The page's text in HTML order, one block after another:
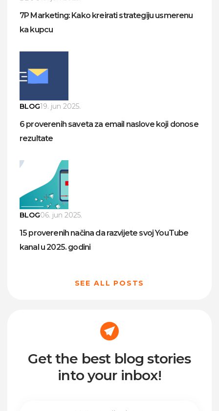
7P Marketing: Kako kreirati strategiju usmerenu
ka kupcu
BLOG19. jun 2025.
6 proverenih saveta za email naslove koji donose
rezultate
BLOG06. jun 2025.
15 proverenih načina da razvijete svoj YouTube
kanal u 2025. godini
SEE ALL POSTS
Get the best blog stories
into your inbox!